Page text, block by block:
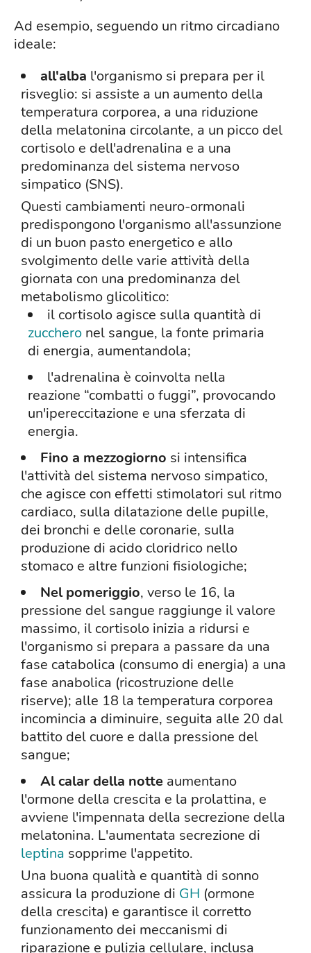
Ad esempio, seguendo un ritmo circadiano
ideale:
all'alba l'organismo si prepara per il
risveglio: si assiste a un aumento della
temperatura corporea, a una riduzione
della melatonina circolante, a un picco del
cortisolo e dell'adrenalina e a una
predominanza del sistema nervoso
simpatico (SNS).
Questi cambiamenti neuro-ormonali
predispongono l'organismo all'assunzione
di un buon pasto energetico e allo
svolgimento delle varie attività della
giornata con una predominanza del
metabolismo glicolitico:
il cortisolo agisce sulla quantità di
zucchero nel sangue, la fonte primaria
di energia, aumentandola;
l'adrenalina è coinvolta nella
reazione “combatti o fuggi”, provocando
un'ipereccitazione e una sferzata di
energia.
Fino a mezzogiorno si intensifica
l'attività del sistema nervoso simpatico,
che agisce con effetti stimolatori sul ritmo
cardiaco, sulla dilatazione delle pupille,
dei bronchi e delle coronarie, sulla
produzione di acido cloridrico nello
stomaco e altre funzioni fisiologiche;
Nel pomeriggio, verso le 16, la
pressione del sangue raggiunge il valore
massimo, il cortisolo inizia a ridursi e
l'organismo si prepara a passare da una
fase catabolica (consumo di energia) a una
fase anabolica (ricostruzione delle
riserve); alle 18 la temperatura corporea
incomincia a diminuire, seguita alle 20 dal
battito del cuore e dalla pressione del
sangue;
Al calar della notte aumentano
l'ormone della crescita e la prolattina, e
avviene l'impennata della secrezione della
melatonina. L'aumentata secrezione di
leptina sopprime l'appetito.
Una buona qualità e quantità di sonno
assicura la produzione di GH (ormone
della crescita) e garantisce il corretto
funzionamento dei meccanismi di
riparazione e pulizia cellulare, inclusa